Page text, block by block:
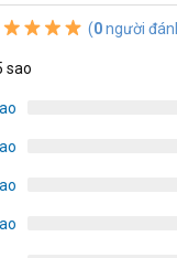
(0người
sao